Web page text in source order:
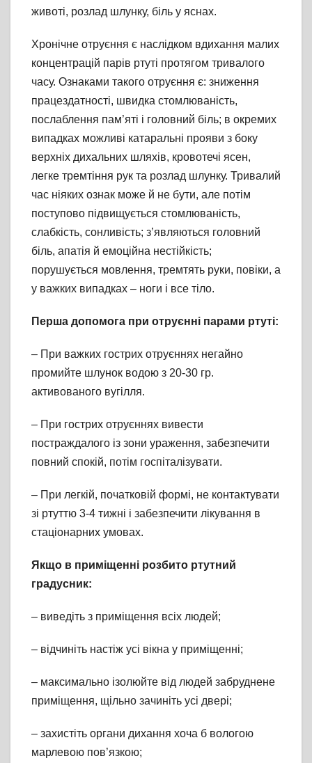
животі, розлад шлунку, біль у яснах.
Хронічне отруєння є наслідком вдихання малих
концентрацій парів ртуті протягом тривалого
часу. Ознаками такого отруєння є: зниження
працездатності, швидка стомлюваність,
послаблення пам’яті і головний біль; в окремих
випадках можливі катаральні прояви з боку
верхніх дихальних шляхів, кровотечі ясен,
легке тремтіння рук та розлад шлунку. Тривалий
час ніяких ознак може й не бути, але потім
поступово підвищується стомлюваність,
слабкість, сонливість; з’являються головний
біль, апатія й емоційна нестійкість;
порушується мовлення, тремтять руки, повіки, а
у важких випадках – ноги і все тіло.
Перша допомога при отруєнні парами ртуті:
– При важких гострих отруєннях негайно
промийте шлунок водою з 20-30 гр.
активованого вугілля.
– При гострих отруєннях вивести
постраждалого із зони ураження, забезпечити
повний спокій, потім госпіталізувати.
– При легкій, початковій формі, не контактувати
зі ртуттю 3-4 тижні і забезпечити лікування в
стаціонарних умовах.
Якщо в приміщенні розбито ртутний
градусник:
– виведіть з приміщення всіх людей;
– відчиніть настіж усі вікна у приміщенні;
– максимально ізолюйте від людей забруднене
приміщення, щільно зачиніть усі двері;
– захистіть органи дихання хоча б вологою
марлевою пов’язкою;